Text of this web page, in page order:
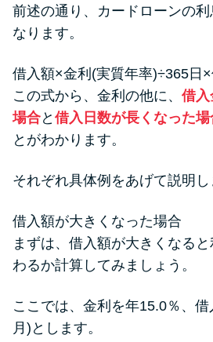
前述の通り、カードローンの
なります。
借入額×金利(実質年率)÷365日
この式から、金利の他に、 借入
場合と 借入日数が長くなった場
とがわかります。
それぞれ具体例をあげて説明し
借入額が大きくなった場合
まずは、借入額が大きくなる
わるか計算してみましょう。
ここでは、金利を年15.0％、
月)とします。